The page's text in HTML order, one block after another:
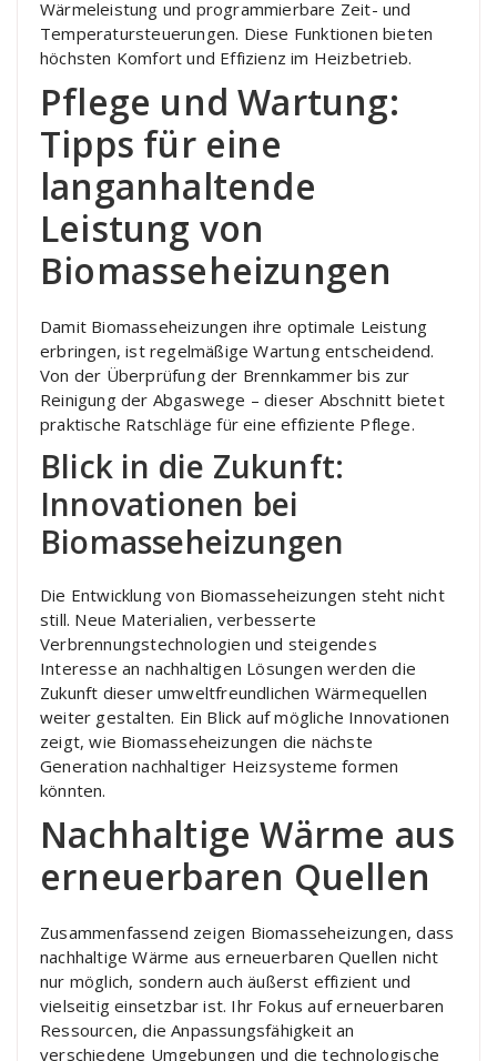
Wärmeleistung und programmierbare Zeit- und
Temperatursteuerungen. Diese Funktionen bieten
höchsten Komfort und Effizienz im Heizbetrieb.
Pflege und Wartung:
Tipps für eine
langanhaltende
Leistung von
Biomasseheizungen
Damit Biomasseheizungen ihre optimale Leistung
erbringen, ist regelmäßige Wartung entscheidend.
Von der Überprüfung der Brennkammer bis zur
Reinigung der Abgaswege – dieser Abschnitt bietet
praktische Ratschläge für eine effiziente Pflege.
Blick in die Zukunft:
Innovationen bei
Biomasseheizungen
Die Entwicklung von Biomasseheizungen steht nicht
still. Neue Materialien, verbesserte
Verbrennungstechnologien und steigendes
Interesse an nachhaltigen Lösungen werden die
Zukunft dieser umweltfreundlichen Wärmequellen
weiter gestalten. Ein Blick auf mögliche Innovationen
zeigt, wie Biomasseheizungen die nächste
Generation nachhaltiger Heizsysteme formen
könnten.
Nachhaltige Wärme aus
erneuerbaren Quellen
Zusammenfassend zeigen Biomasseheizungen, dass
nachhaltige Wärme aus erneuerbaren Quellen nicht
nur möglich, sondern auch äußerst effizient und
vielseitig einsetzbar ist. Ihr Fokus auf erneuerbaren
Ressourcen, die Anpassungsfähigkeit an
verschiedene Umgebungen und die technologische